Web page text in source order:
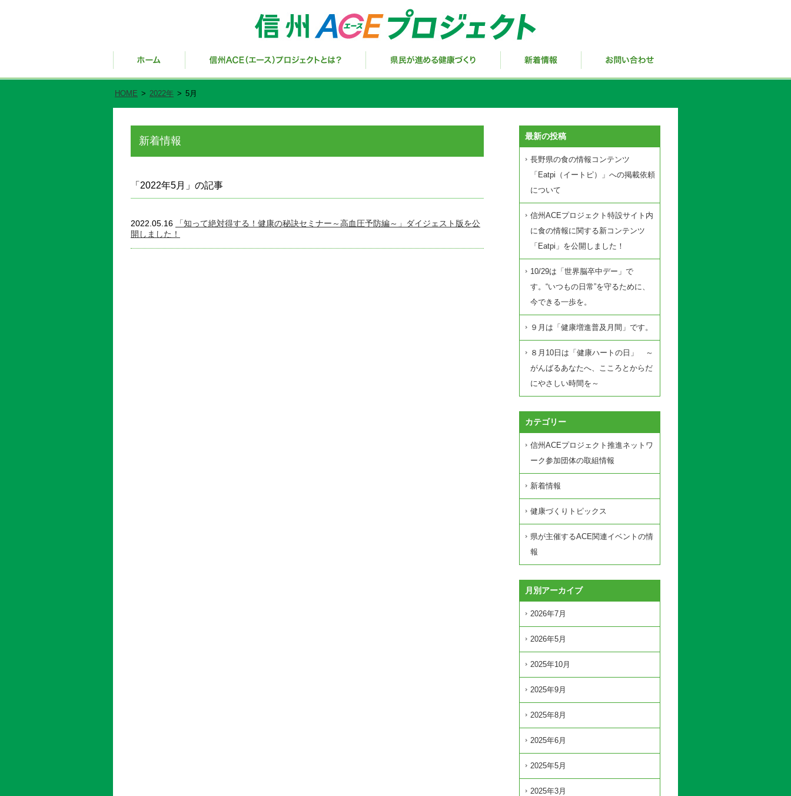
HOME > 2022年 > 5月
新着情報
「2022年5月」の記事
2022.05.16
「知って絶対得する！健康の秘訣セミナー～高血圧予防編～」ダイジェスト版を公
開しました！
最新の投稿
長野県の食の情報コンテンツ
「Eatpi（イートピ）」への掲載依頼
について
信州ACEプロジェクト特設サイト内
に食の情報に関する新コンテンツ
「Eatpi」を公開しました！
10/29は「世界脳卒中デー」で
す。“いつもの日常”を守るために、
今できる一歩を。
９月は「健康増進普及月間」です。
８月10日は「健康ハートの日」 ～
がんばるあなたへ、こころとからだ
にやさしい時間を～
カテゴリー
信州ACEプロジェクト推進ネットワ
ーク参加団体の取組情報
新着情報
健康づくりトピックス
県が主催するACE関連イベントの情
報
月別アーカイブ
2026年7月
2026年5月
2025年10月
2025年9月
2025年8月
2025年6月
2025年5月
2025年3月